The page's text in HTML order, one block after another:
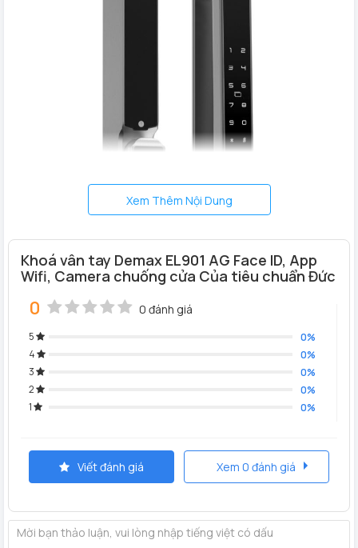
Chất liệu: khoá cửa nhôm Demax EL901 AG
bằng hợp kim nhôm đúc nguyên khối nhựa ABS chống cháy.
Tính năng sản phẩm Demax EL901 AG
Nhận diện khuôn mặt Face ID
Mở khóa bằng vân tay
Mở khóa bằng mật mã
Xem Thêm Nội Dung
Khoá vân tay Demax EL901 AG Face ID, App
Wifi, Camera chuống cửa Của tiêu chuẩn Đức
0 0 đánh giá
5
0%
4
0%
3
0%
2
0%
1
0%
Viết đánh giá Xem 0 đánh giá